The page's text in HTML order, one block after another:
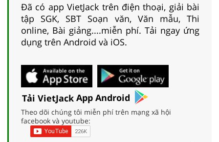
Đã có app VietJack trên điện thoại, giải bài
tập SGK, SBT Soạn văn, Văn mẫu, Thi
online, Bài giảng....miễn phí. Tải ngay ứng
dụng trên Android và iOS.
Tải VietJack App Android
Theo dõi chúng tôi miễn phí trên mạng xã hội
facebook và youtube: